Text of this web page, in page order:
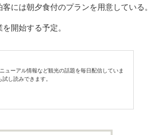
には朝夕食付のプランを用意している。
開始する予定。
ーアル情報など観光の話題を毎日配信していま
し読みできます。